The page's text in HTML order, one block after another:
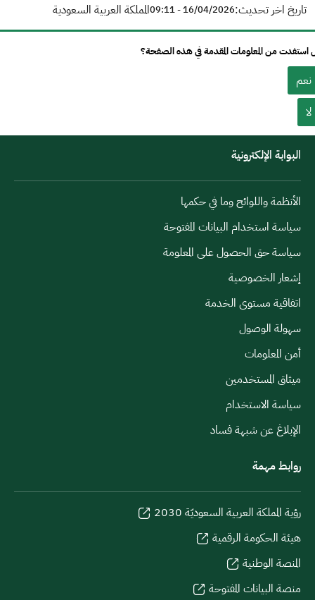
تاريخ اخر تحديث:16/04/2026 - 09:11 المملكة العربية السعودية
استفدت من المعلومات المقدمة في هذه الصفحة؟
نعم
لا
البوابة الإلكترونية
الأنظمة واللوائح وما في حكمها
سياسة استخدام البيانات المفتوحة
سياسة حق الحصول على المعلومة
إشعار الخصوصية
اتفاقية مستوى الخدمة
سهولة الوصول
أمن المعلومات
ميثاق المستخدمين
سياسة الاستخدام
الإبلاغ عن شبهة فساد
روابط مهمة
رؤية المملكة العربية السعوديّة 2030
هيئة الحكومة الرقمية
المنصة الوطنية
منصة البيانات المفتوحة